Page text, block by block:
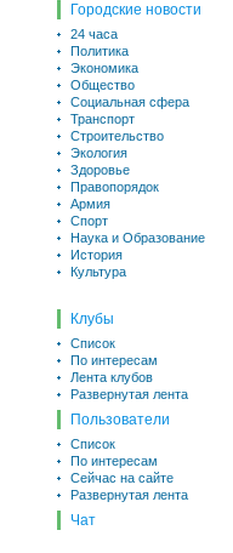
Городские новости
24 часа
Политика
Экономика
Общество
Социальная сфера
Транспорт
Строительство
Экология
Здоровье
Правопорядок
Армия
Спорт
Наука и Образование
История
Культура
Клубы
Список
По интересам
Лента клубов
Развернутая лента
Пользователи
Список
По интересам
Сейчас на сайте
Развернутая лента
Чат